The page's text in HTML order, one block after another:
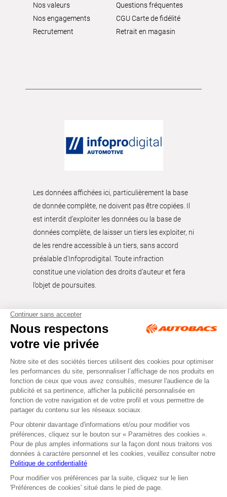
Nos valeurs
Nos engagements
Recrutement
Questions fréquentes
CGU Carte de fidélité
Retrait en magasin
Les données affichées ici, particulièrement la base
de donnée complète, ne doivent pas être copiées. Il
est interdit d’exploiter les données ou la base de
données complète, de laisser un tiers les exploiter, ni
de les rendre accessible à un tiers, sans accord
préalable d'Infoprodigital. Toute infraction
constitue une violation des droits d’auteur et fera
l’objet de poursuites.
Tous droits réservés © Autobacs
Mentions légales RGPD
Cookies CGV
Facebook Instagram